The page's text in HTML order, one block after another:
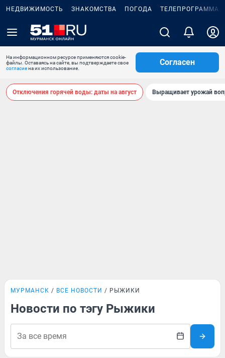
НЕДВИЖИМОСТЬ ЗНАКОМСТВА ПОГОДА ТЕЛЕПРОГРАММА
На информационном ресурсе применяются cookie-
файлы. Оставаясь на сайте, вы подтверждаете свое
согласиена их использование.
Согласен
Отключения горячей воды: даты на август Выращивает урожай
МУРМАНСК ВСЕ НОВОСТИ РЫЖИКИ
Новости по тэгу Рыжики